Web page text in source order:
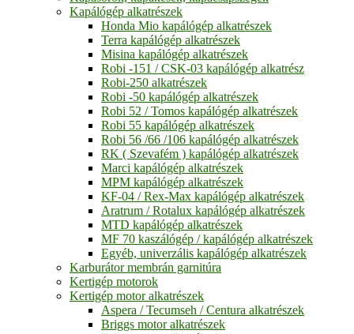
Kapálógép alkatrészek
Honda Mio kapálógép alkatrészek
Terra kapálógép alkatrészek
Misina kapálógép alkatrészek
Robi -151 / CSK-03 kapálógép alkatrész
Robi-250 alkatrészek
Robi -50 kapálógép alkatrészek
Robi 52 / Tomos kapálógép alkatrészek
Robi 55 kapálógép alkatrészek
Robi 56 /66 /106 kapálógép alkatrészek
RK ( Szevafém ) kapálógép alkatrészek
Marci kapálógép alkatrészek
MPM kapálógép alkatrészek
KF-04 / Rex-Max kapálógép alkatrészek
Aratrum / Rotalux kapálógép alkatrészek
MTD kapálógép alkatrészek
MF 70 kaszálógép / kapálógép alkatrészek
Egyéb, univerzális kapálógép alkatrészek
Karburátor membrán garnitúra
Kertigép motorok
Kertigép motor alkatrészek
Aspera / Tecumseh / Centura alkatrészek
Briggs motor alkatrészek